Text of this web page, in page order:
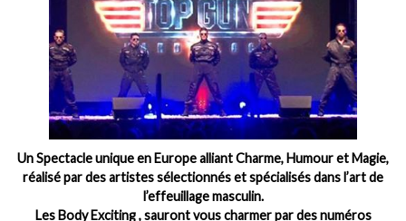
Un Spectacle unique en Europe alliant Charme, Humour et Magie,
réalisé par des artistes sélectionnés et spécialisés dans l’art de
l’effeuillage masculin.
Les Body Exciting , sauront vous charmer par des numéros